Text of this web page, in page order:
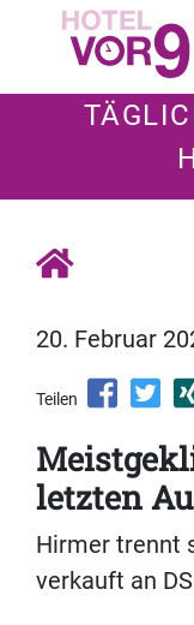
20. Februar
Teilen
letzten
Hirmer trennt
verkauft an